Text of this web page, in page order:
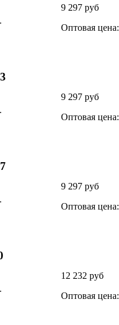
9 297 руб
Оптовая цена:
9 297 руб
Оптовая цена:
9 297 руб
Оптовая цена:
12 232 руб
Оптовая цена: